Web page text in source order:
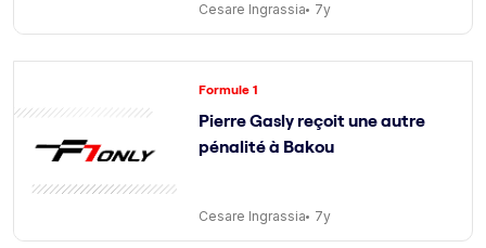
Cesare Ingrassia 7y
Formule 1
Pierre Gasly reçoit une autre
pénalité à Bakou
Cesare Ingrassia 7y